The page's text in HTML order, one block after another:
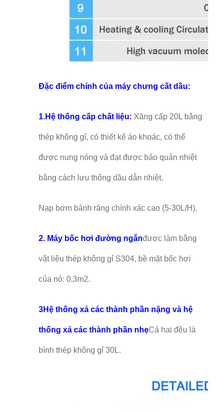
Đặc điểm chính của máy chưng cất dầu:
1.Hệ thống cấp chất liệu: Xăng cấp 20L bằng
thép không gỉ, có thiết kế áo khoác, có thể
được nung nóng và đạt được bảo quản nhiệt
bằng cách lưu thông dầu dẫn nhiệt.
Nạp bơm bánh răng chính xác cao (5-30L/H).
2. Máy bốc hơi đường ngắnđược làm bằng
vật liệu thép không gỉ S304, bề mặt bốc hơi
của nó: 0,3m2.
3Hệ thống xả các thành phần nặng và hệ
thống xả các thành phần nhẹCả hai đều là
bình thép không gỉ 30L.